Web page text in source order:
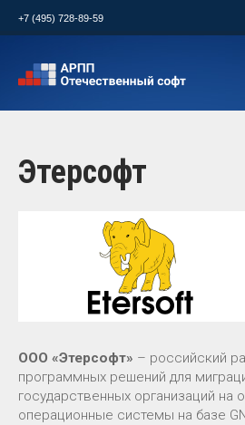
+7 (495) 728-89-59
Этерсофт
ООО «Этерсофт» – российский
программных решений для
государственных организаций на
операционные системы на базе